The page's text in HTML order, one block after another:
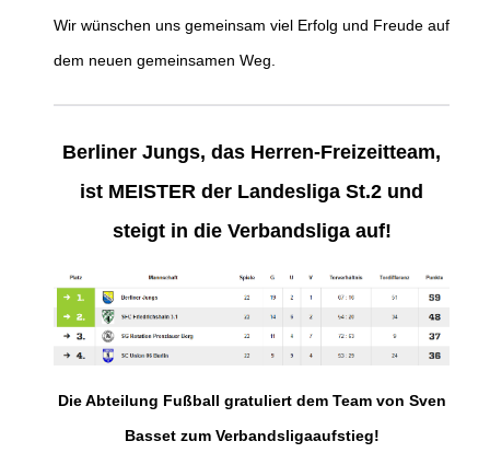
Wir wünschen uns gemeinsam viel Erfolg und Freude auf
dem neuen gemeinsamen Weg.
Berliner Jungs, das Herren-Freizeitteam,
ist MEISTER der Landesliga St.2 und
steigt in die Verbandsliga auf!
Die Abteilung Fußball gratuliert dem Team von Sven
Basset zum Verbandsligaaufstieg!